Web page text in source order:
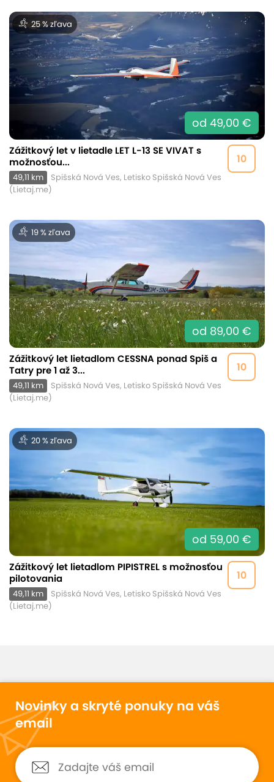
25 % zľava
od 49,00 €
10
Zážitkový let v lietadle LET L-13 SE VIVAT s
možnosťou...
49,11 km
Spišská Nová Ves, Letisko Spišská Nová Ves
(Lietaj.me)
19 % zľava
od 89,00 €
10
Zážitkový let lietadlom CESSNA ponad Spiš a
Tatry pre 1 až 3...
49,11 km
Spišská Nová Ves, Letisko Spišská Nová Ves
(Lietaj.me)
20 % zľava
od 59,00 €
10
Zážitkový let lietadlom PIPISTREL s možnosťou
pilotovania
49,11 km
Spišská Nová Ves, Letisko Spišská Nová Ves
(Lietaj.me)
Novinky a skryté ponuky na váš
email